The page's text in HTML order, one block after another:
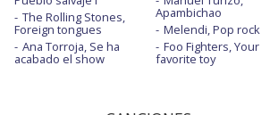
The Rolling Stones,
Foreign tongues
Ana Torroja, Se ha
acabado el show
Apambichao
Melendi, Pop rock
Foo Fighters, Your
favorite toy